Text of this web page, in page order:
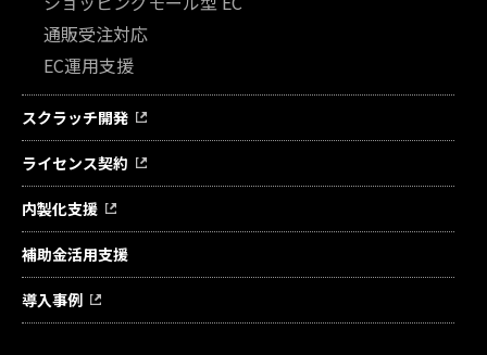
通販受注対応
EC運用支援
スクラッチ開発
ライセンス契約
内製化支援
補助金活用支援
導入事例